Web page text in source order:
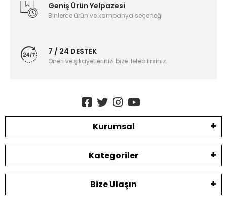
Geniş Ürün Yelpazesi
Binlerce ürün ve kampanya seçeneği
7 / 24 DESTEK
Öneri ve şikayetlerinizi bize iletebilirsiniz.
Kurumsal
Kategoriler
Bize Ulaşın